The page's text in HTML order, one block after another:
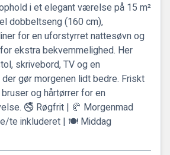
i et elegant værelse på 15 m²
dobbeltseng (160 cm),
for en uforstyrret nattesøvn og
ekstra bekvemmelighed. Her
skrivebord, TV og en
gør morgenen lidt bedre. Friskt
og hårtørrer for en
🚭 Røgfrit | 🥐 Morgenmad
te inkluderet | 🍽️ Middag